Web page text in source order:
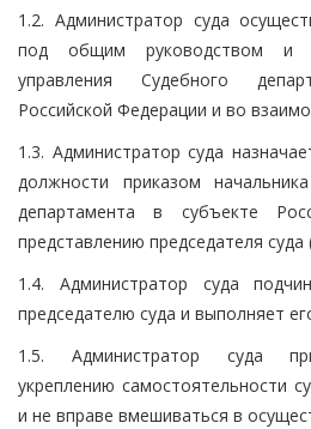
1.2. Администратор суда
под общим руководством и
управления Судебного
Российской Федерации и во
1.3. Администратор суда
должности приказом
департамента в субъекте
представлению председателя суда
1.4. Администратор суда
председателю суда и выполняет
1.5. Администратор суда
укреплению самостоятельности
и не вправе вмешиваться в